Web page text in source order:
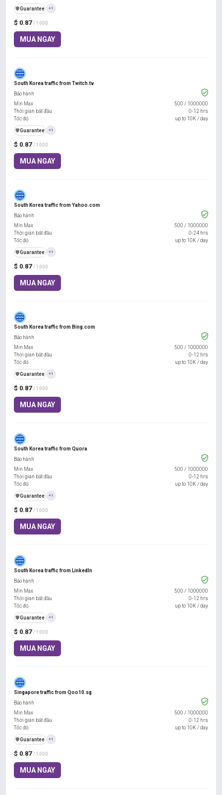
$ 0.87 / 1000
MUA NGAY
️🛡️Guarantee +1
South Korea traffic from Twitch.tv
$ 0.87 / 1000
MUA NGAY
Bảo hành
Min Max
500 / 1000000
Thời gian bắt đầu
0-12 hrs
Tốc độ
up to 10K / day
️🛡️Guarantee +1
South Korea traffic from Yahoo.com
$ 0.87 / 1000
MUA NGAY
Bảo hành
Min Max
500 / 1000000
Thời gian bắt đầu
0-24 hrs
Tốc độ
up to 10K / day
️🛡️Guarantee +1
South Korea traffic from Bing.com
$ 0.87 / 1000
MUA NGAY
Bảo hành
Min Max
500 / 1000000
Thời gian bắt đầu
0-12 hrs
Tốc độ
up to 10K / day
️🛡️Guarantee +1
South Korea traffic from Quora
$ 0.87 / 1000
MUA NGAY
Bảo hành
Min Max
500 / 1000000
Thời gian bắt đầu
0-12 hrs
Tốc độ
up to 10K / day
️🛡️Guarantee +1
South Korea traffic from LinkedIn
$ 0.87 / 1000
MUA NGAY
Bảo hành
Min Max
500 / 1000000
Thời gian bắt đầu
0-12 hrs
Tốc độ
up to 10K / day
️🛡️Guarantee +1
Singapore traffic from Qoo10.sg
$ 0.87 / 1000
MUA NGAY
Bảo hành
Min Max
500 / 1000000
Thời gian bắt đầu
0-12 hrs
Tốc độ
up to 10K / day
️🛡️Guarantee +1